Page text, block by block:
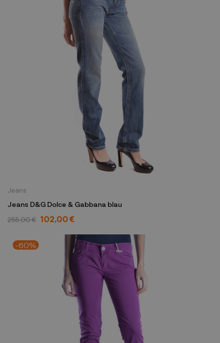
Jeans
Jeans D&G Dolce & Gabbana blau
255,00 € 102,00 €
-60%